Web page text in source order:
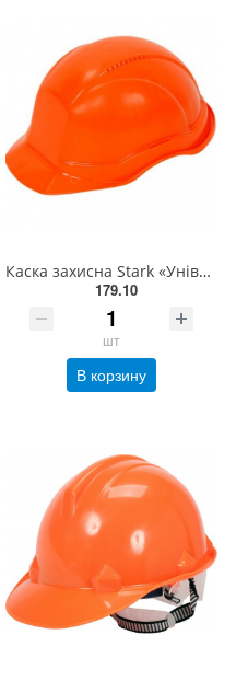
Каска захисна Stark «Універсал» помаранчева 535030010
179.10
шт
В корзину